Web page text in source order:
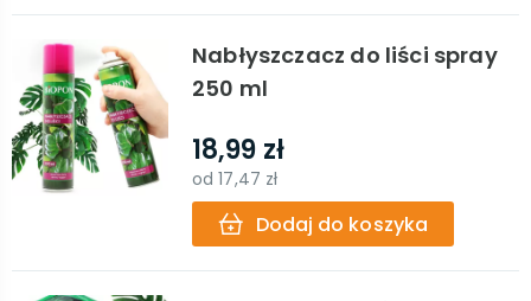
Nabłyszczacz do liści spray
250 ml
18,99 zł
od17,47 zł
Dodaj do koszyka